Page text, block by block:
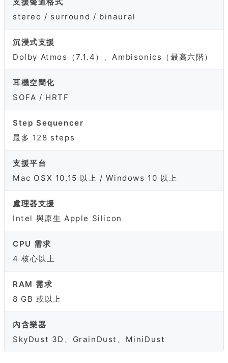
stereo / surround / binaural
沉浸式支援
Dolby Atmos（7.1.4）、Ambisonics（最高六階）
耳機空間化
SOFA / HRTF
Step Sequencer
最多 128 steps
支援平台
Mac OSX 10.15 以上 / Windows 10 以上
處理器支援
Intel 與原生 Apple Silicon
CPU 需求
4 核心以上
RAM 需求
8 GB 或以上
內含樂器
SkyDust 3D、GrainDust、MiniDust